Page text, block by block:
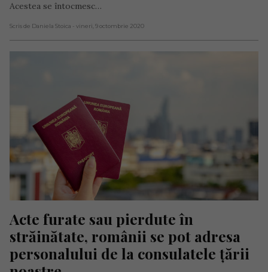
Acestea se întocmesc…
Scris de Daniela Stoica - vineri, 9 octombrie 2020
Acte furate sau pierdute în
străinătate, românii se pot adresa
personalului de la consulatele țării